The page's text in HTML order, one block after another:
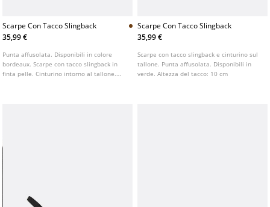
Scarpe Con Tacco Slingback
35,99 €
Punta affusolata. Disponibili in colore
bordeaux. Scarpe con tacco slingback in
finta pelle. Cinturino intorno al tallone.
Scarpe Con Tacco Slingback
35,99 €
Scarpe con tacco slingback e cinturino sul
tallone. Punta affusolata. Disponibili in
verde. Altezza del tacco: 10 cm